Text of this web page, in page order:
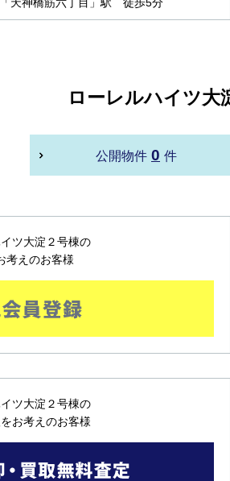
ローレルハイツ大
公開物件 0 件
ツ大淀２号棟の
考えのお客様
ツ大淀２号棟の
お考えのお客様